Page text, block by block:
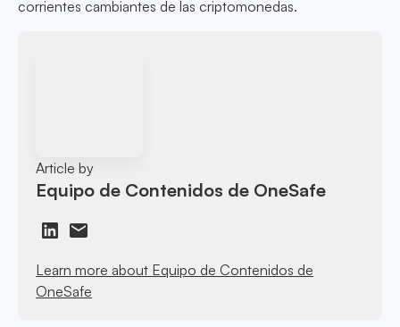
corrientes cambiantes de las criptomonedas.
Article by
Equipo de Contenidos de OneSafe
Learn more about Equipo de Contenidos de
OneSafe